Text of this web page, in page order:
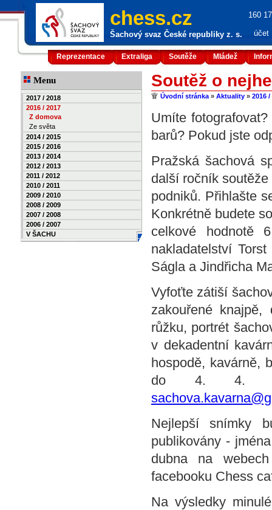
chess.cz
Šachový svaz České republiky z. s.
160
účet
Reprezentace Extraliga Soutěže Mládež
Menu
2017 / 2018
2016 / 2017
Z domova
Ze světa
2014 / 2015
2015 / 2016
2013 / 2014
2012 / 2013
2011 / 2012
2010 / 2011
2009 / 2010
2008 / 2009
2007 / 2008
2006 / 2007
V ŠACHU
Soutěž o
Úvodní stránka » Aktuality » 2016 /
Umíte
barů? Pokud jste
Pražská šachová
další ročník
podniků. Přihlašte
Konkrétně budete
celkové hodnotě
nakladatelství
Ságla a Jindřicha
Vyfoťte zátiší
zakouřené
růžku, portrét
v dekadentní
hospodě, kavárně,
do 4. 4.
Nejlepší snímky
publikovány -
dubna na
facebooku Chess
Na výsledky